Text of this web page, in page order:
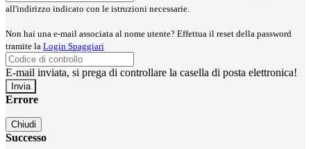
all'indirizzo indicato con le istruzioni necessarie.
Non hai una e-mail associata al nome utente? Effettua il reset della password
tramite la Login Spaggiari
E-mail inviata, si prega di controllare la casella di posta elettronica!
Errore
Chiudi
Successo